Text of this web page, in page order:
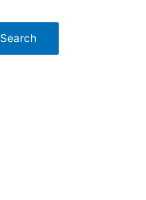
Search